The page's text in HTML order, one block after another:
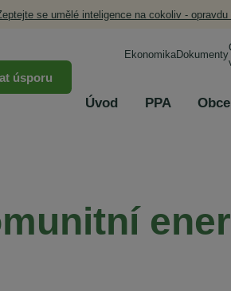
se umělé inteligence na cokoliv - opravdu
úsporu
EkonomikaDokumenty
Úvod PPA Obce